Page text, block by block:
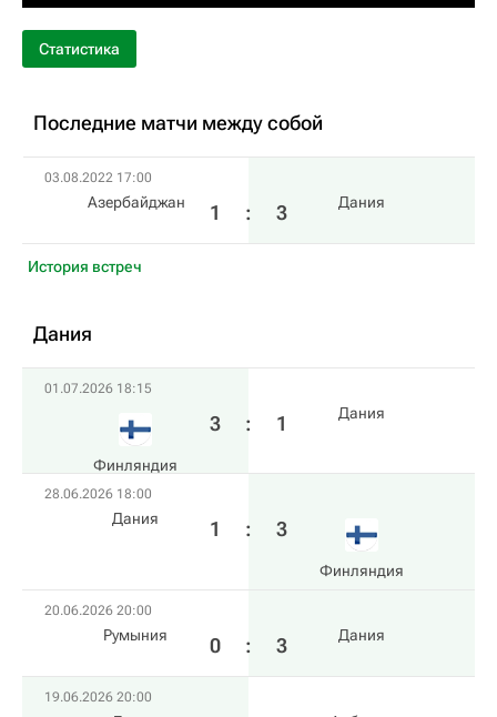
Статистика
Последние матчи между собой
03.08.2022 17:00
Азербайджан 1 : 3 Дания
История встреч
Дания
01.07.2026 18:15
Финляндия
3 : 1 Дания
28.06.2026 18:00
Дания 1 : 3
Финляндия
20.06.2026 20:00
Румыния 0 : 3 Дания
19.06.2026 20:00